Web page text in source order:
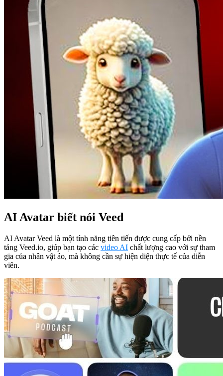
AI Avatar biết nói Veed
AI Avatar Veed là một tính năng tiên tiến được cung cấp bởi nền
tảng Veed.io, giúp bạn tạo các video AI chất lượng cao với sự tham
gia của nhân vật ảo, mà không cần sự hiện diện thực tế của diễn
viên.